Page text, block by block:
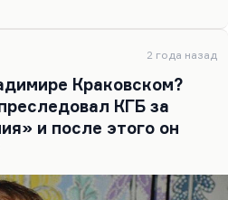
абсолютно
печали о человеческой
тема. У Стругацкий
такова, ужасы,…
2 года назад
Краковском?
КГБ за
и после этого он